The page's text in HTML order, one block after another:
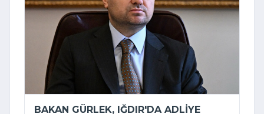
BAKAN GÜRLEK, IĞDIR'DA ADLIYE